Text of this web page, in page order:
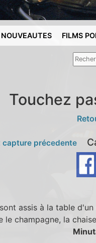
NOUVEAUTES FILMS
Touchez
capture précedente
assis à la table
le champagne, la